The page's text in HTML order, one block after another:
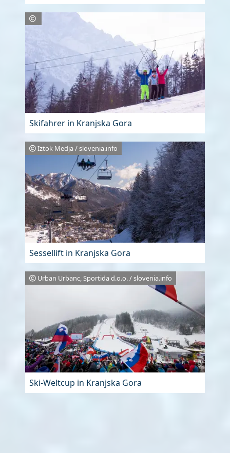
Skifahrer in Kranjska Gora
Iztok Medja / slovenia.info
Sessellift in Kranjska Gora
Urban Urbanc, Sportida d.o.o. / slovenia.info
Ski-Weltcup in Kranjska Gora